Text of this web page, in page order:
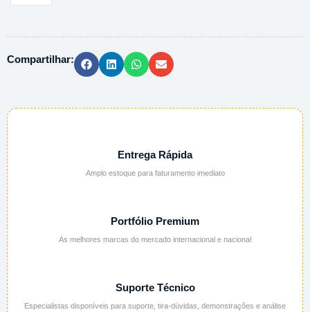
ACS
quantidade
Compartilhar:
Entrega Rápida
Amplo estoque para faturamento imediato
Portfólio Premium
As melhores marcas do mercado internacional e nacional
Suporte Técnico
Especialistas disponíveis para suporte, tira-dúvidas, demonstrações e análise